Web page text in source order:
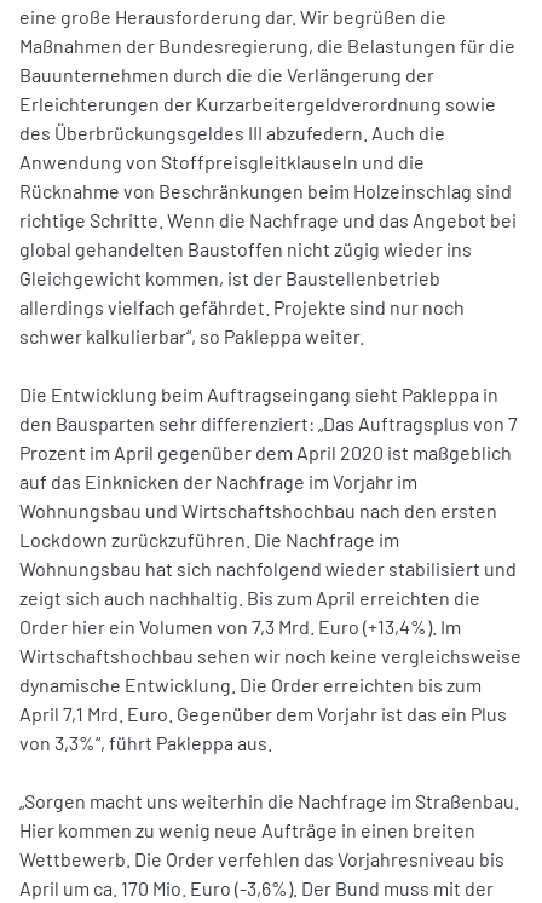
eine große Herausforderung dar. Wir begrüßen die
Maßnahmen der Bundesregierung, die Belastungen für die
Bauunternehmen durch die die Verlängerung der
Erleichterungen der Kurzarbeitergeldverordnung sowie
des Überbrückungsgeldes III abzufedern. Auch die
Anwendung von Stoffpreisgleitklauseln und die
Rücknahme von Beschränkungen beim Holzeinschlag sind
richtige Schritte. Wenn die Nachfrage und das Angebot bei
global gehandelten Baustoffen nicht zügig wieder ins
Gleichgewicht kommen, ist der Baustellenbetrieb
allerdings vielfach gefährdet. Projekte sind nur noch
schwer kalkulierbar“, so Pakleppa weiter.
Die Entwicklung beim Auftragseingang sieht Pakleppa in
den Bausparten sehr differenziert: „Das Auftragsplus von 7
Prozent im April gegenüber dem April 2020 ist maßgeblich
auf das Einknicken der Nachfrage im Vorjahr im
Wohnungsbau und Wirtschaftshochbau nach den ersten
Lockdown zurückzuführen. Die Nachfrage im
Wohnungsbau hat sich nachfolgend wieder stabilisiert und
zeigt sich auch nachhaltig. Bis zum April erreichten die
Order hier ein Volumen von 7,3 Mrd. Euro (+13,4%). Im
Wirtschaftshochbau sehen wir noch keine vergleichsweise
dynamische Entwicklung. Die Order erreichten bis zum
April 7,1 Mrd. Euro. Gegenüber dem Vorjahr ist das ein Plus
von 3,3%“, führt Pakleppa aus.
„Sorgen macht uns weiterhin die Nachfrage im Straßenbau.
Hier kommen zu wenig neue Aufträge in einen breiten
Wettbewerb. Die Order verfehlen das Vorjahresniveau bis
April um ca. 170 Mio. Euro (-3,6%). Der Bund muss mit der